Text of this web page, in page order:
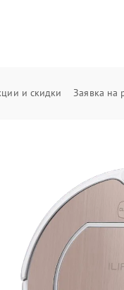
и скидки Заявка на